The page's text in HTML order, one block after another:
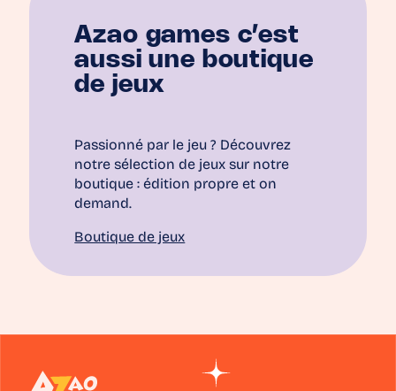
Azao games c’est
aussi une boutique
de jeux
Passionné par le jeu ? Découvrez
notre sélection de jeux sur notre
boutique : édition propre et on
demand.
Boutique de jeux